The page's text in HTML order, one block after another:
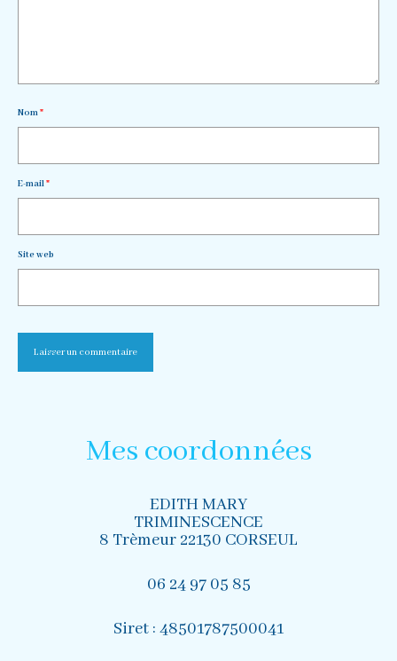
Nom*
E-mail*
Site web
Mes coordonnées
EDITH MARY
TRIMINESCENCE
8 Trèmeur 22130 CORSEUL
06 24 97 05 85
Siret : 48501787500041